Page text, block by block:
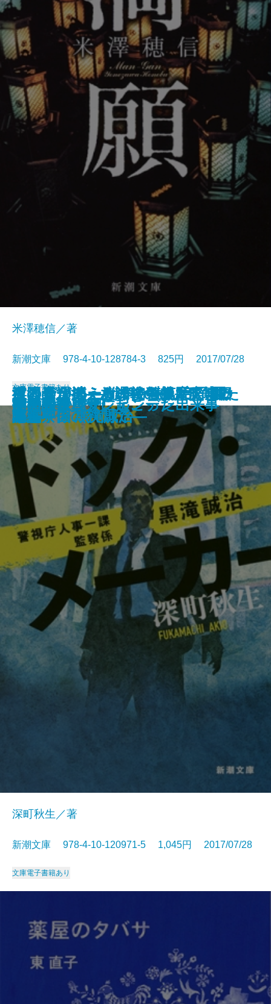
乙女の家
カエルの楽園
愛なんて嘘
黙約〔上〕
黙約〔下〕
夜と会う。―放課後の僕と廃墟の
死神―
島津戦記〔一〕
サーカスの夜に
夏の祈りは
満願
米澤穂信／著
新潮文庫 978-4-10-128784-3 825円 2017/07/28
文庫電子書籍あり
ドッグ・メーカー―警視庁人事一
課監察係 黒滝誠治―
深町秋生／著
新潮文庫 978-4-10-120971-5 1,045円 2017/07/28
文庫電子書籍あり
薬屋のタバサ
指の骨
祖国の選択―あの戦争の果て、日
本と中国の狭間で―
波の音が消えるまで―第1部 風
浪編―
波の音が消えるまで―第2部 雷
鳴編―
波の音が消えるまで―第3部 銀
河編―
浮浪児1945-―戦争が生んだ子供た
ち―
ある奴隷少女に起こった出来事
英国諜報員アシェンデン